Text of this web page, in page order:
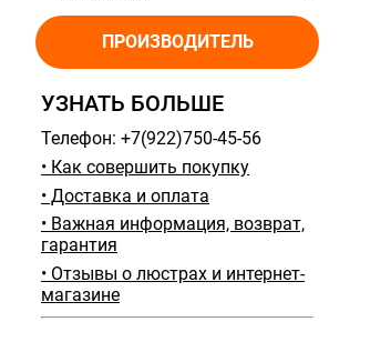
ПРОИЗВОДИТЕЛЬ
УЗНАТЬ БОЛЬШЕ
Телефон: +7(922)750-45-56
• Как совершить покупку
• Доставка и оплата
• Важная информация, возврат,
гарантия
• Отзывы о люстрах и интернет-
магазине